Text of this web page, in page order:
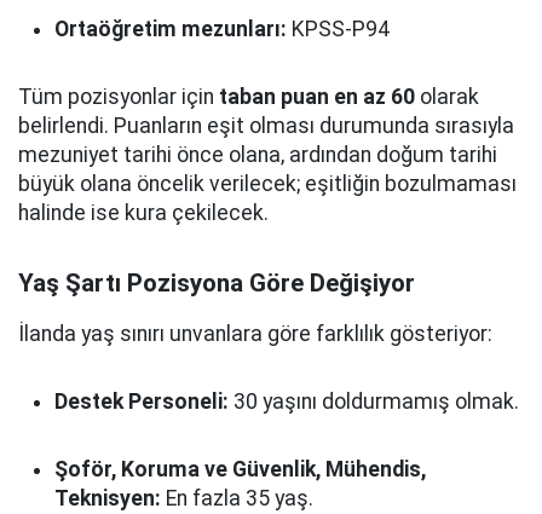
Ortaöğretim mezunları: KPSS-P94
Tüm pozisyonlar için taban puan en az 60 olarak
belirlendi. Puanların eşit olması durumunda sırasıyla
mezuniyet tarihi önce olana, ardından doğum tarihi
büyük olana öncelik verilecek; eşitliğin bozulmaması
halinde ise kura çekilecek.
Yaş Şartı Pozisyona Göre Değişiyor
İlanda yaş sınırı unvanlara göre farklılık gösteriyor:
Destek Personeli: 30 yaşını doldurmamış olmak.
Şoför, Koruma ve Güvenlik, Mühendis,
Teknisyen: En fazla 35 yaş.